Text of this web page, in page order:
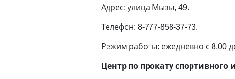
Адрес: улица Мызы, 49.
Телефон: 8-777-858-37-73.
Режим работы: ежедневно с 8.00
Центр по прокату спортивного